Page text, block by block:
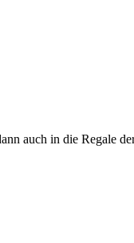
auch in die Regale